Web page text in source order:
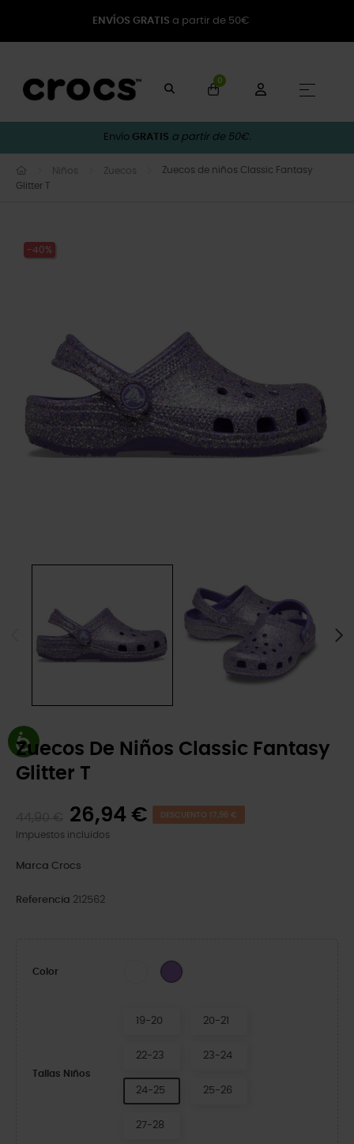
ENVÍOS GRATIS a partir de 50€
0
☰
Envío GRATIS a partir de 50€.
Niños Zuecos
Zuecos de niños Classic Fantasy
Glitter T
-40%
Zuecos De Niños Classic Fantasy
Glitter T
26,94 € DESCUENTO 17,96 €
Impuestos incluidos
Marca Crocs
Referencia 212562
Color Purple
Tallas Niños
19-20 20-21
22-23 23-24
24-25 25-26
27-28